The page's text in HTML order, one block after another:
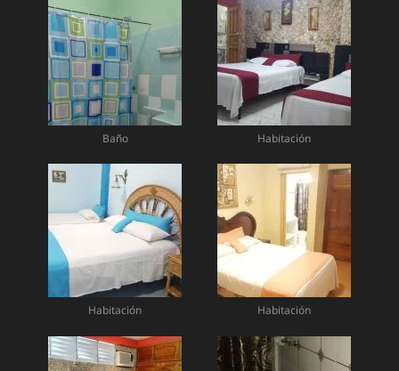
Baño Habitación
Habitación Habitación